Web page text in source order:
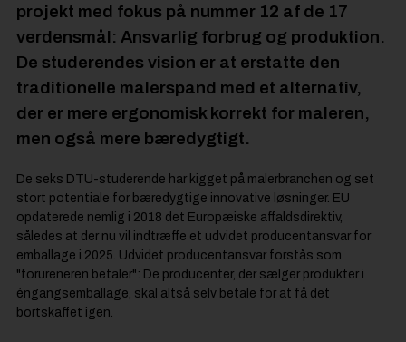
projekt med fokus på nummer 12 af de 17
verdensmål: Ansvarlig forbrug og produktion.
De studerendes vision er at erstatte den
traditionelle malerspand med et alternativ,
der er mere ergonomisk korrekt for maleren,
men også mere bæredygtigt.
De seks DTU-studerende har kigget på malerbranchen og set
stort potentiale for bæredygtige innovative løsninger. EU
opdaterede nemlig i 2018 det Europæiske affaldsdirektiv,
således at der nu vil indtræffe et udvidet producentansvar for
emballage i 2025. Udvidet producentansvar forstås som
"forureneren betaler": De producenter, der sælger produkter i
éngangsemballage, skal altså selv betale for at få det
bortskaffet igen.